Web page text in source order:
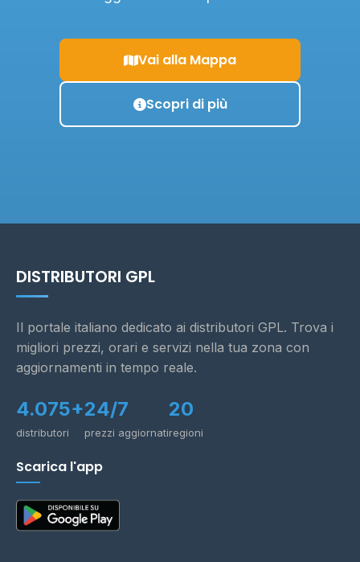
Vai alla Mappa
Scopri di più
DISTRIBUTORI GPL
Il portale italiano dedicato ai distributori GPL. Trova i
migliori prezzi, orari e servizi nella tua zona con
aggiornamenti in tempo reale.
4.075+
distributori
24/7
prezzi aggiornati
20
regioni
Scarica l'app